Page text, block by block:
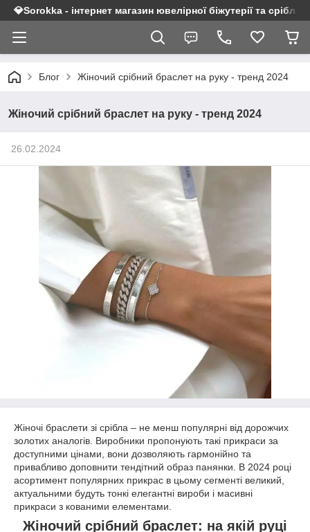
💎Sorokka - інтернет магазин ювелірної біжутерії та срібла
Блог Жіночий срібний браслет на руку - тренд 2024
Жіночий срібний браслет на руку - тренд 2024
26.02.2024
Жіночі браслети зі срібла – не менш популярні від дорожчих
золотих аналогів. Виробники пропонують такі прикраси за
доступними цінами, вони дозволяють гармонійно та
привабливо доповнити тендітний образ панянки. В 2024 році
асортимент популярних прикрас в цьому сегменті великий,
актуальними будуть тонкі елегантні вироби і масивні
прикраси з кованими елементами.
Жіночий срібний браслет: на якій руці